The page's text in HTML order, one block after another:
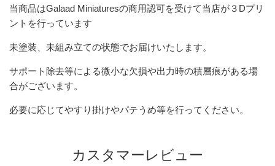
当商品はGalaad Miniaturesの商用認可を受けて当店が３Dプリ
ントを行っています
未塗装、未組み立ての状態でお届けいたします。
サポート除去等による微小な欠損や出力時の積層痕がある場
合がございます。
必要に応じてやすり掛けやパテうめ等を行ってください。
カスタマーレビュー